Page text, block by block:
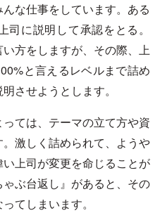
んな仕事をしています。ある
に説明して承認をとる。
い方をしますが、その際、上
と言えるレベルまで詰め
させようとします。
ては、テーマの立て方や資
激しく詰められて、ようや
上司が変更を命じることが
ぶ台返し』があると、その
てしまいます。